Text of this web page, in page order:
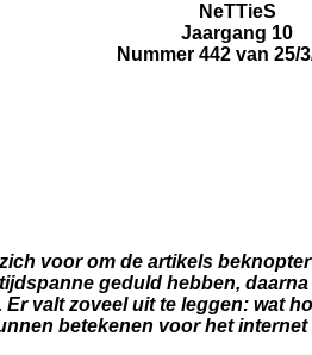
NeTTieS
Jaargang 10
Nummer 442 van 25/
voor om de artikels
geduld hebben,
valt zoveel uit te leggen: wat
betekenen voor het